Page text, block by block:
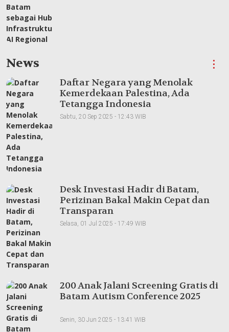
News ⋮
Daftar Negara yang Menolak
Kemerdekaan Palestina, Ada
Tetangga Indonesia
Sabtu, 20 Sep 2025 - 12:43 WIB
Desk Investasi Hadir di Batam,
Perizinan Bakal Makin Cepat dan
Transparan
Selasa, 01 Jul 2025 - 17:49 WIB
200 Anak Jalani Screening Gratis di
Batam Autism Conference 2025
Senin, 30 Jun 2025 - 13:41 WIB